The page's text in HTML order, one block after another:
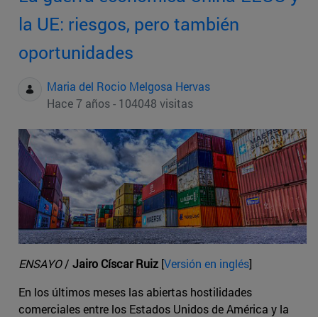
la UE: riesgos, pero también
oportunidades
Maria del Rocio Melgosa Hervas
Hace 7 años - 104048 visitas
ENSAYO/ Jairo Císcar Ruiz [Versión en inglés]
En los últimos meses las abiertas hostilidades
comerciales entre los Estados Unidos de América y la